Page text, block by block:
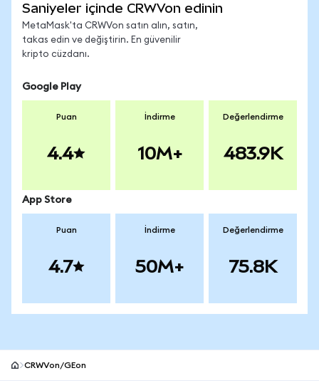
Saniyeler içinde CRWVon edinin
MetaMask'ta CRWVon satın alın, satın,
takas edin ve değiştirin. En güvenilir
kripto cüzdanı.
Google Play
Puan
4.4
İndirme
10M+
Değerlendirme
483.9K
App Store
Puan
4.7
İndirme
50M+
Değerlendirme
75.8K
CRWVon/GEon